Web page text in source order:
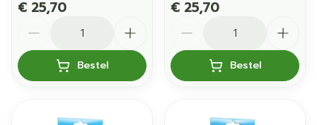
€ 25,70
Bestel
€ 25,70
Bestel